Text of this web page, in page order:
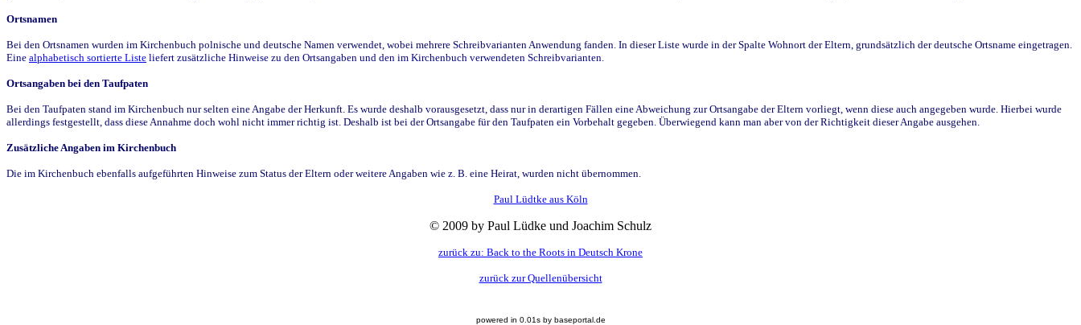
Ortsnamen
Bei den Ortsnamen wurden im Kirchenbuch polnische und deutsche Namen verwendet, wobei mehrere Schreibvarianten Anwendung fanden. In dieser Liste wurde in der Spalte Wohnort der Eltern, grundsätzlich der deutsche Ortsname eingetragen.
Eine alphabetisch sortierte Liste liefert zusätzliche Hinweise zu den Ortsangaben und den im Kirchenbuch verwendeten Schreibvarianten.
Ortsangaben bei den Taufpaten
Bei den Taufpaten stand im Kirchenbuch nur selten eine Angabe der Herkunft. Es wurde deshalb vorausgesetzt, dass nur in derartigen Fällen eine Abweichung zur Ortsangabe der Eltern vorliegt, wenn diese auch angegeben wurde. Hierbei wurde
allerdings festgestellt, dass diese Annahme doch wohl nicht immer richtig ist. Deshalb ist bei der Ortsangabe für den Taufpaten ein Vorbehalt gegeben. Überwiegend kann man aber von der Richtigkeit dieser Angabe ausgehen.
Zusätzliche Angaben im Kirchenbuch
Die im Kirchenbuch ebenfalls aufgeführten Hinweise zum Status der Eltern oder weitere Angaben wie z. B. eine Heirat, wurden nicht übernommen.
Paul Lüdtke aus Köln
© 2009 by Paul Lüdke und Joachim Schulz
zurück zu: Back to the Roots in Deutsch Krone
zurück zur Quellenübersicht
powered in 0.01s by baseportal.de